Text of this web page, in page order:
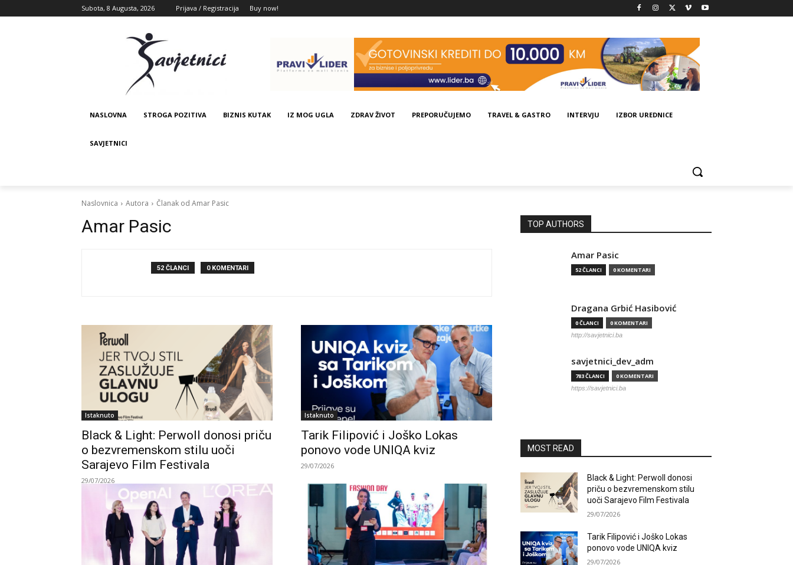
Subota, 8 Augusta, 2026 Prijava / Registracija Buy now!
NASLOVNA STROGA POZITIVA BIZNIS KUTAK IZ MOG UGLA ZDRAV ŽIVOT PREPORUČUJEMO TRAVEL & GASTRO INTERVJU IZBOR UREDNICE
SAVJETNICI
Naslovnica Autora Članak od Amar Pasic
Amar Pasic
52 ČLANCI 0 KOMENTARI
Istaknuto
Black & Light: Perwoll donosi priču
o bezvremenskom stilu uoči
Sarajevo Film Festivala
29/07/2026
Istaknuto
Tarik Filipović i Joško Lokas
ponovo vode UNIQA kviz
29/07/2026
TOP AUTHORS
Amar Pasic
52 ČLANCI 0 KOMENTARI
Dragana Grbić Hasibović
0 ČLANCI 0 KOMENTARI
http://savjetnici.ba
savjetnici_dev_adm
783 ČLANCI 0 KOMENTARI
https://savjetnici.ba
MOST READ
Black & Light: Perwoll donosi
priču o bezvremenskom stilu
uoči Sarajevo Film Festivala
29/07/2026
Tarik Filipović i Joško Lokas
ponovo vode UNIQA kviz
29/07/2026